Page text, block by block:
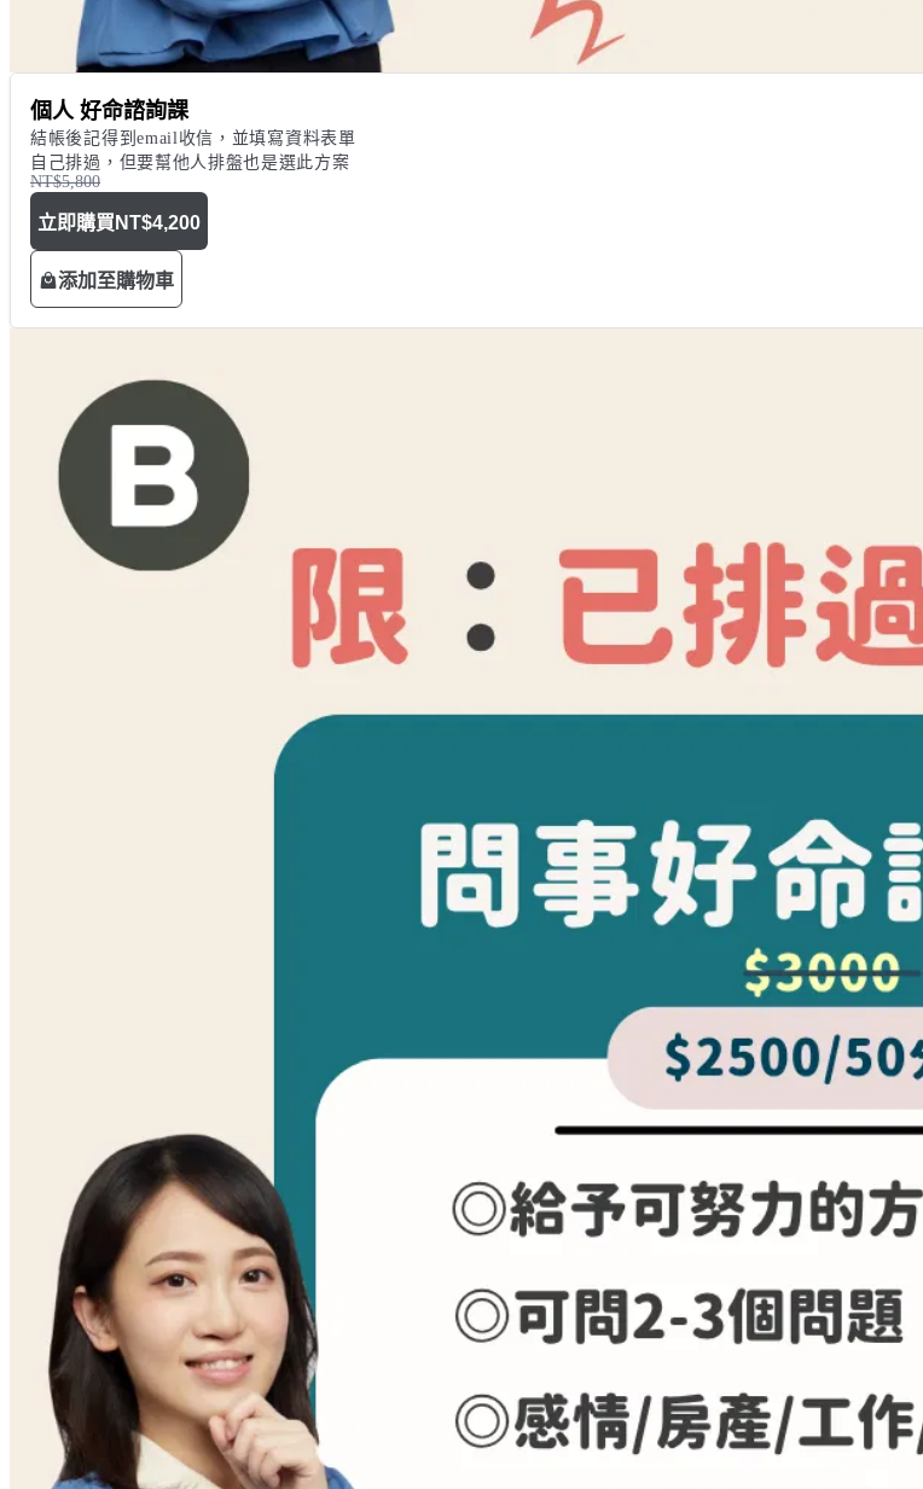
個人 好命諮詢課
結帳後記得到email收信，並填寫資料表單
自己排過，但要幫他人排盤也是選此方案
NT$5,800
立即購買 NT$4,200
添加至購物車